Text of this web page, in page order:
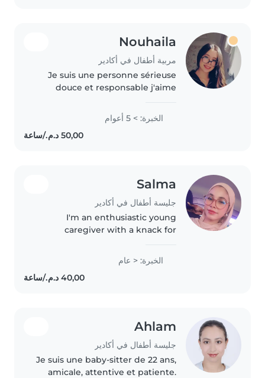
Nouhaila
مربية أطفال في أكادير
Je suis une personne sérieuse
douce et responsable j'aime
enfants et j'ai l'habitude de
prendre soin d'eux avec
patience et attention je peux
الخبرة: > 5 أعوام
Salma
جليسة أطفال في أكادير
I'm an enthusiastic young
caregiver with a knack for
drawing, music, or fun crafts—
perfect for toddlers and
preschoolers. Fluent in Arabic
الخبرة: < عام
Ahlam
جليسة أطفال في أكادير
Je suis une baby-sitter de 22 ans,
amicale, attentive et patiente.